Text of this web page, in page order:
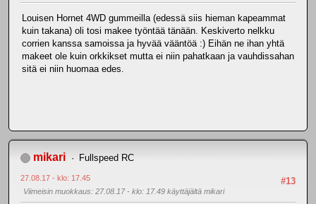
Louisen Hornet 4WD gummeilla (edessä siis hieman kapeammat
kuin takana) oli tosi makee työntää tänään. Keskiverto nelkku
corrien kanssa samoissa ja hyvää vääntöä :) Eihän ne ihan yhtä
makeet ole kuin orkkikset mutta ei niin pahatkaan ja vauhdissahan
sitä ei niin huomaa edes.
mikari Fullspeed RC
#13
27.08.17 - klo: 17.45
Viimeisin muokkaus: 27.08.17 - klo: 17.49 käyttäjältä mikari